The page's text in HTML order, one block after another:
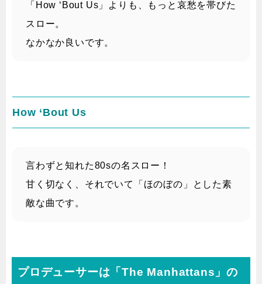
「How ‘Bout Us」よりも、もっと哀愁を帯びた
スロー。
なかなか良いです。
How ‘Bout Us
言わずと知れた80sの名スロー！
甘く切なく、それでいて「ほのぼの」とした素
敵な曲です。
プロデューサーは「The Manhattans」の